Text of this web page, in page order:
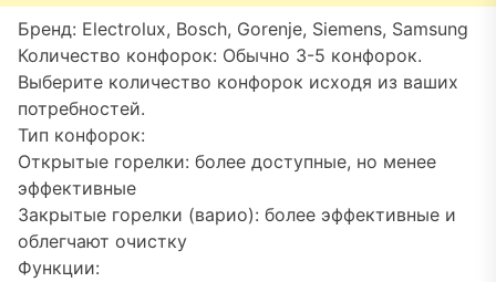
Бренд: Electrolux, Bosch, Gorenje, Siemens, Samsung
Количество конфорок: Обычно 3-5 конфорок.
Выберите количество конфорок исходя из ваших
потребностей.
Тип конфорок:
Открытые горелки: более доступные, но менее
эффективные
Закрытые горелки (варио): более эффективные и
облегчают очистку
Функции: